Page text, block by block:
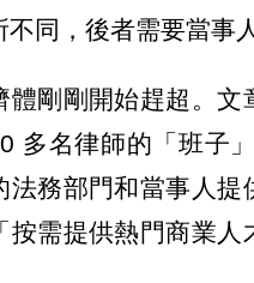
不同，後者需要當事
體剛剛開始趕超。文
多名律師的「班子
法務部門和當事人提
按需提供熱門商業